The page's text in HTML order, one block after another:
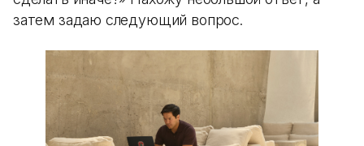
затем задаю следующий вопрос.